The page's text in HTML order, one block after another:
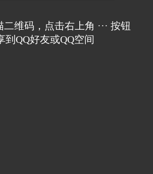
维码，点击右上角 ··· 按钮
到QQ好友或QQ空间